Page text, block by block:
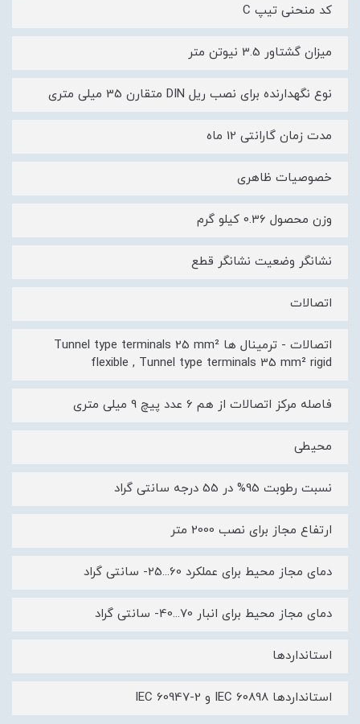
کد منحنی تیپ C
میزان گشتاور 3.5 نیوتن متر
نوع نگهدارنده برای نصب ریل DIN متقارن 35 میلی متری
مدت زمان گارانتی 12 ماه
خصوصیات ظاهری
وزن محصول 0.36 کیلو گرم
نشانگر وضعیت نشانگر قطع
اتصالات
اتصالات - ترمینال ها Tunnel type terminals 25 mm²
flexible , Tunnel type terminals 35 mm² rigid
فاصله مرکز اتصالات از هم 6 عدد پیچ 9 میلی متری
محیطی
نسبت رطوبت 95% در 55 درجه سانتی گراد
ارتفاع مجاز برای نصب 2000 متر
دمای مجاز محیط برای عملکرد 60...25- سانتی گراد
دمای مجاز محیط برای انبار 70...40- سانتی گراد
استانداردها
استانداردها IEC 60898 و IEC 60947-2